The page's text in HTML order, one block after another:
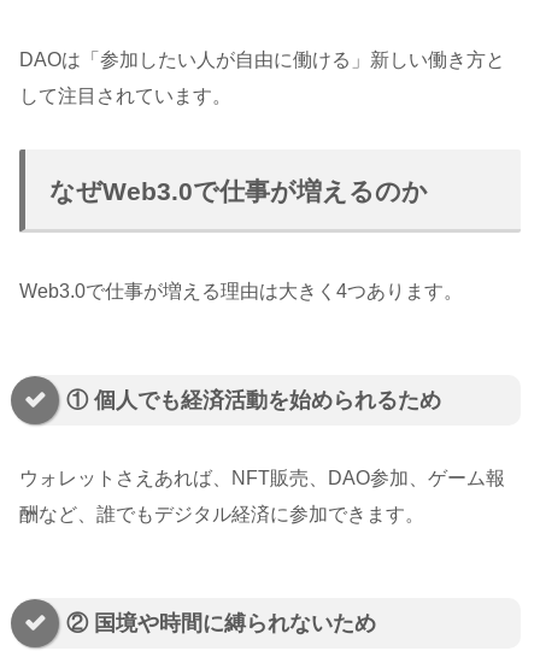
DAOは「参加したい人が自由に働ける」新しい働き方と
して注目されています。
なぜWeb3.0で仕事が増えるのか
Web3.0で仕事が増える理由は大きく4つあります。
① 個人でも経済活動を始められるため
ウォレットさえあれば、NFT販売、DAO参加、ゲーム報
酬など、誰でもデジタル経済に参加できます。
② 国境や時間に縛られないため